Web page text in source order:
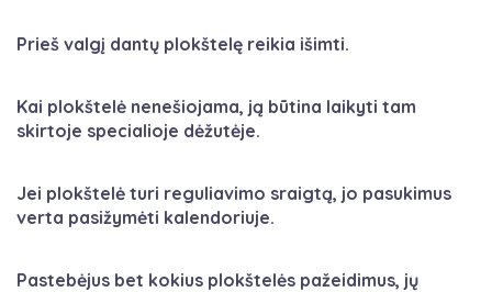
Prieš valgį dantų plokštelę reikia išimti.
Kai plokštelė nenešiojama, ją būtina laikyti tam
skirtoje specialioje dėžutėje.
Jei plokštelė turi reguliavimo sraigtą, jo pasukimus
verta pasižymėti kalendoriuje.
Pastebėjus bet kokius plokštelės pažeidimus, jų